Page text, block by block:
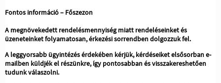
Fontos információ – Főszezon
A megnövekedett rendelésmennyiség miatt rendeléseinket és
üzeneteinket folyamatosan, érkezési sorrendben dolgozzuk fel.
A leggyorsabb ügyintézés érdekében kérjük, kérdéseiket elsősorban e-
mailben küldjék el részünkre, így pontosabban és visszakereshetően
tudunk válaszolni.